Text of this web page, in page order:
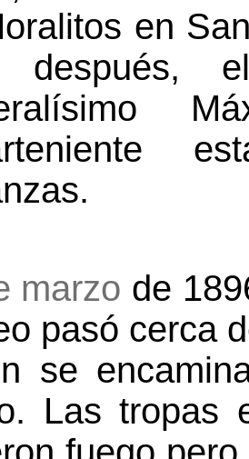
en
después,
marzo de
pasó cerca
se
Las tropas